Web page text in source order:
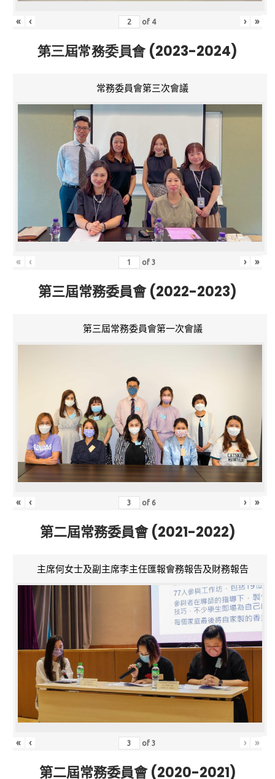
« ‹ of 4 › »
第三屆常務委員會 (2023-2024)
常務委員會第三次會議
« ‹ of3 › »
第三屆常務委員會 (2022-2023)
第三屆常務委員會第一次會議
« ‹ of 6 › »
第二屆常務委員會 (2021-2022)
主席何女士及副主席李主任匯報會務報告及財務報告
« ‹ of3 › »
第二屆常務委員會 (2020-2021)